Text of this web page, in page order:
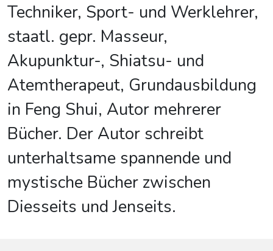
Techniker, Sport- und Werklehrer,
staatl. gepr. Masseur,
Akupunktur-, Shiatsu- und
Atemtherapeut, Grundausbildung
in Feng Shui, Autor mehrerer
Bücher. Der Autor schreibt
unterhaltsame spannende und
mystische Bücher zwischen
Diesseits und Jenseits.